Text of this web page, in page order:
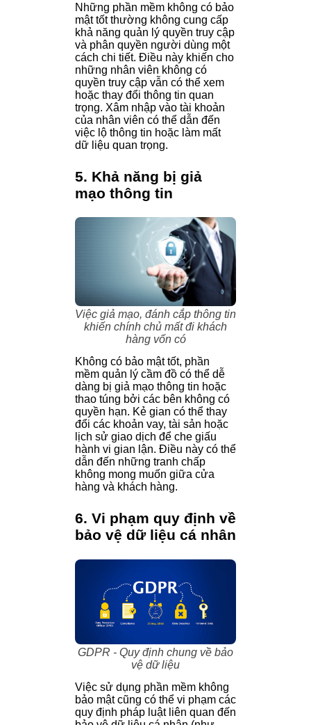
Những phần mềm không có bảo
mật tốt thường không cung cấp
khả năng quản lý quyền truy cập
và phân quyền người dùng một
cách chi tiết. Điều này khiến cho
những nhân viên không có
quyền truy cập vẫn có thể xem
hoặc thay đổi thông tin quan
trọng. Xâm nhập vào tài khoản
của nhân viên có thể dẫn đến
việc lộ thông tin hoặc làm mất
dữ liệu quan trọng.
5. Khả năng bị giả
mạo thông tin
Việc giả mạo, đánh cắp thông tin
khiến chính chủ mất đi khách
hàng vốn có
Không có bảo mật tốt, phần
mềm quản lý cầm đồ có thể dễ
dàng bị giả mạo thông tin hoặc
thao túng bởi các bên không có
quyền hạn. Kẻ gian có thể thay
đổi các khoản vay, tài sản hoặc
lịch sử giao dịch để che giấu
hành vi gian lận. Điều này có thể
dẫn đến những tranh chấp
không mong muốn giữa cửa
hàng và khách hàng.
6. Vi phạm quy định về
bảo vệ dữ liệu cá nhân
GDPR - Quy định chung về bảo
vệ dữ liệu
Việc sử dụng phần mềm không
bảo mật cũng có thể vi phạm các
quy định pháp luật liên quan đến